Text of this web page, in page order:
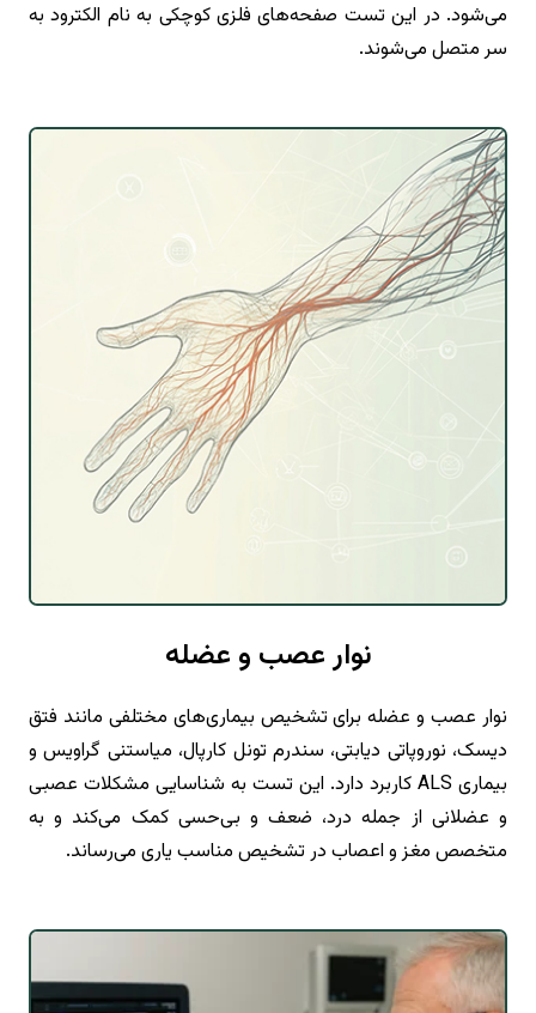
می‌شود. در این تست صفحه‌های فلزی کوچکی به نام الکترود به
سر متصل می‌شوند.
نوار عصب و عضله
نوار عصب و عضله برای تشخیص بیماری‌های مختلفی مانند فتق
دیسک، نوروپاتی دیابتی، سندرم تونل کارپال، میاستنی گراویس و
بیماری ALS کاربرد دارد. این تست به شناسایی مشکلات عصبی
و عضلانی از جمله درد، ضعف و بی‌حسی کمک می‌کند و به
متخصص مغز و اعصاب در تشخیص مناسب یاری می‌رساند.